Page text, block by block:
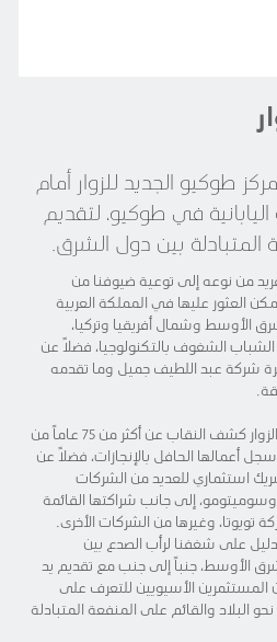
افتتاح مركز طوكيو الجديد للزوار أمام
في طوكيو، لتقديم
المتبادلة بين دول الشرق.
من نوعه إلى توعية ضيوفنا من
العثور عليها في المملكة العربية
الأوسط وشمال أفريقيا وتركيا،
الشغوف بالتكنولوجيا، فضلاً عن
شركة عبد اللطيف جميل وما تقدمه
وعلاوة على ذلك، يُتيح لنا مركز الزوار كشف النقاب عن أكثر من 75 عاماً من
أعمالها الحافل بالإنجازات، فضلاً عن
استثماري للعديد من الشركات
إلى جانب شراكتها القائمة
عاماً مع شركة تويوتا، وغيرها من الشركات الأخرى.
على شغفنا لرأب الصدع بين
الأوسط، جنباً إلى جنب مع تقديم يد
المستثمرين الأسيويين للتعرف على
البلاد والقائم على المنفعة المتبادلة